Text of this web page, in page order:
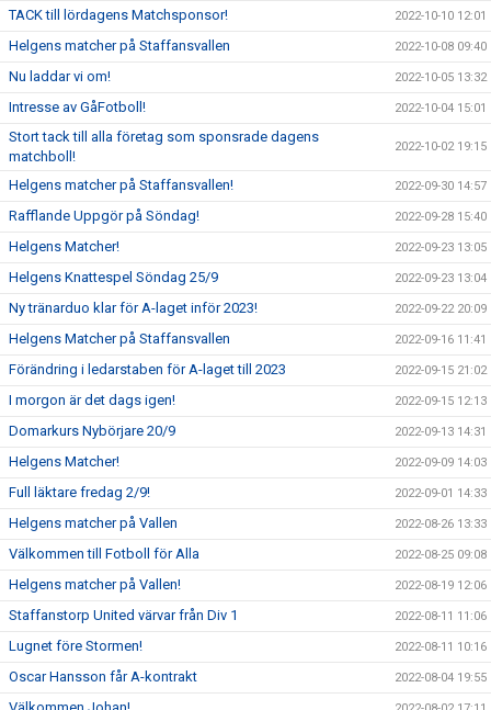
TACK till lördagens Matchsponsor! 2022-10-10 12:01
Helgens matcher på Staffansvallen 2022-10-08 09:40
Nu laddar vi om! 2022-10-05 13:32
Intresse av GåFotboll! 2022-10-04 15:01
Stort tack till alla företag som sponsrade dagens
matchboll!
2022-10-02 19:15
Helgens matcher på Staffansvallen! 2022-09-30 14:57
Rafflande Uppgör på Söndag! 2022-09-28 15:40
Helgens Matcher! 2022-09-23 13:05
Helgens Knattespel Söndag 25/9 2022-09-23 13:04
Ny tränarduo klar för A-laget inför 2023! 2022-09-22 20:09
Helgens Matcher på Staffansvallen 2022-09-16 11:41
Förändring i ledarstaben för A-laget till 2023 2022-09-15 21:02
I morgon är det dags igen! 2022-09-15 12:13
Domarkurs Nybörjare 20/9 2022-09-13 14:31
Helgens Matcher! 2022-09-09 14:03
Full läktare fredag 2/9! 2022-09-01 14:33
Helgens matcher på Vallen 2022-08-26 13:33
Välkommen till Fotboll för Alla 2022-08-25 09:08
Helgens matcher på Vallen! 2022-08-19 12:06
Staffanstorp United värvar från Div 1 2022-08-11 11:06
Lugnet före Stormen! 2022-08-11 10:16
Oscar Hansson får A-kontrakt 2022-08-04 19:55